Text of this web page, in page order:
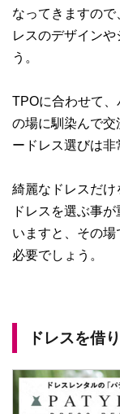
なってきますの
レスのデザイン
う。
TPOに合わせて
の場に馴染んで交
ードレス選びは非
綺麗なドレスだけ
ドレスを選ぶ事
いますと、その
必要でしょう。
ドレスを借